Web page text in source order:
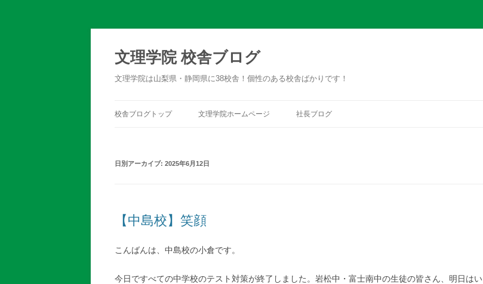
文理学院 校舎ブログ
文理学院は山梨県・静岡県に38校舎！個性のある校舎ばかりです！
校舎ブログトップ 文理学院ホームページ 社長ブログ
日別アーカイブ: 2025年6月12日
【中島校】笑顔
こんばんは、中島校の小倉です。
今日ですべての中学校のテスト対策が終了しました。岩松中・富士南中の生徒の皆さん、明日はい